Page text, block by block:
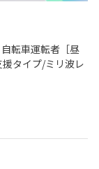
転車運転者［昼
タイプ/ミリ波レ